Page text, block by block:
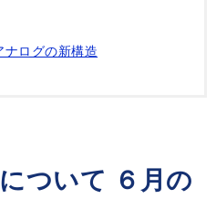
ナログの新構造
ついて ６月の